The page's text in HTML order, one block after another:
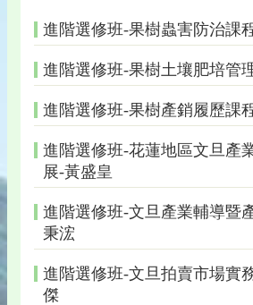
進階選修班-果樹蟲害防治課
進階選修班-果樹土壤肥培管
進階選修班-果樹產銷履歷課
進階選修班-花蓮地區文旦產
展-黃盛皇
進階選修班-文旦產業輔導暨
秉浤
進階選修班-文旦拍賣市場實
傑